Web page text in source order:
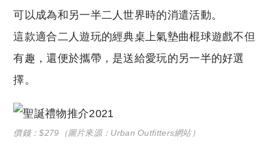
可以成為和另一半二人世界時的消遣活動。
這款適合二人遊玩的經典桌上氣墊曲棍球遊戲不但
有趣，還便於攜帶，是送給愛玩的另一半的好選
擇。
價錢：$279（圖片來源：Urban Outfitters網站）